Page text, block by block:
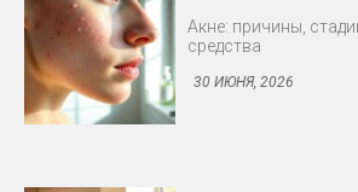
Профилактика ВИЧ:
постконтактная
30 ИЮНЯ, 2026